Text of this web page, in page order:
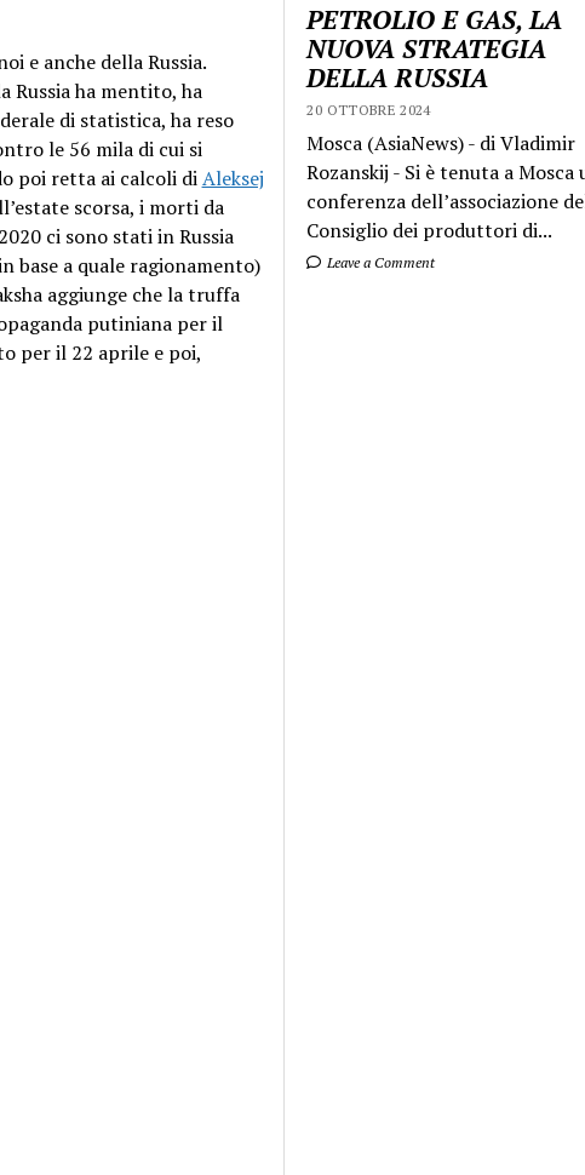
e anche della Russia.
Russia ha mentito, ha
di statistica, ha reso
le 56 mila di cui si
poi retta ai calcoli diAleksej
scorsa, i morti da
ci sono stati in Russia
base a quale ragionamento)
aggiunge che la truffa
putiniana per il
per il 22 aprile e poi,
PETROLIO E GAS, LA
NUOVA STRATEGIA
DELLA RUSSIA
20 OTTOBRE 2024
Mosca (AsiaNews) - di Vladimir
Rozanskij - Si è tenuta a Mosca
conferenza dell’associazione
Consiglio dei produttori di...
Leave a Comment